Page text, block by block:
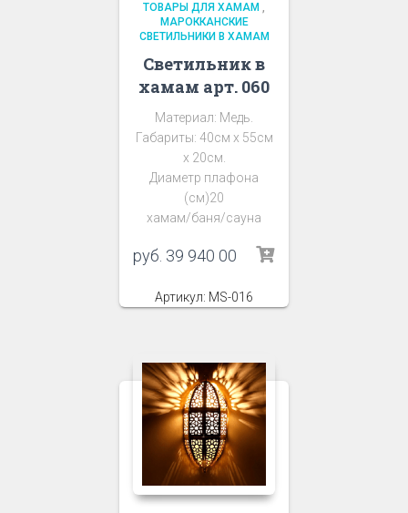
ТОВАРЫ ДЛЯ ХАМАМ ,
МАРОККАНСКИЕ
СВЕТИЛЬНИКИ В ХАМАМ
Светильник в
хамам арт. 060
Материал: Медь.
Габариты: 40см х 55см
х 20см.
Диаметр плафона
(см)20
хамам/баня/сауна
руб. 39 940 00
Артикул: MS-016